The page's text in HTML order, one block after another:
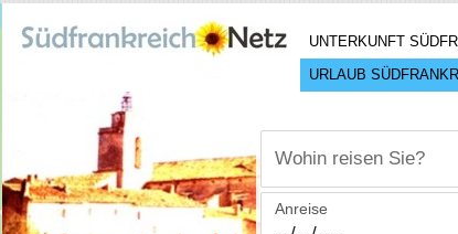
UNTERKUNFT
URLAUB
Wohin reisen Sie?
Anreise